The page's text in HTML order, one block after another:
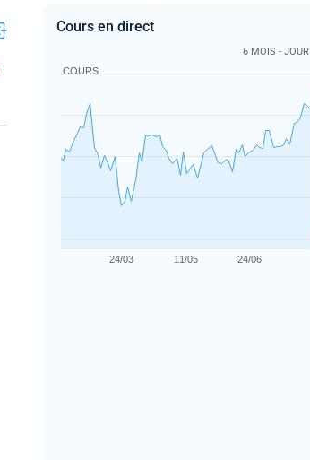
Cours en direct
6 MOIS - JOUR
COURS